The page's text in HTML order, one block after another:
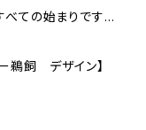
べての始まりです…
ー鵜飼 デザイン】